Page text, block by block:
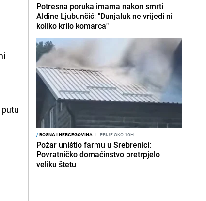
Potresna poruka imama nakon smrti
Aldine Ljubunčić: "Dunjaluk ne vrijedi ni
koliko krilo komarca"
/BOSNA I HERCEGOVINA I PRIJE OKO 10H
Požar uništio farmu u Srebrenici:
Povratničko domaćinstvo pretrpjelo
veliku štetu